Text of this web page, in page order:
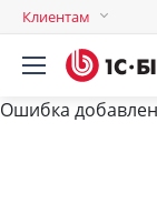
Клиентам
Ошибка